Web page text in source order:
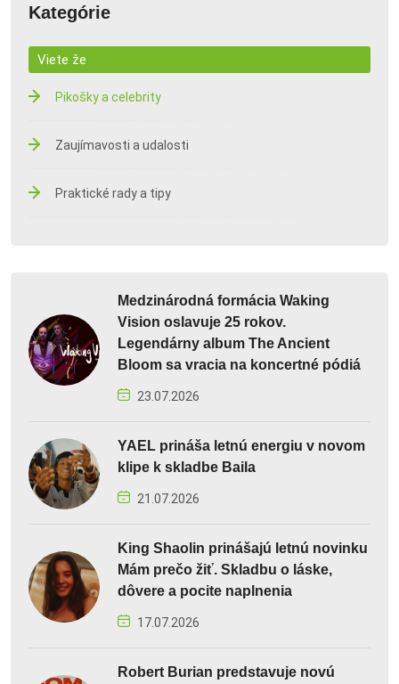
Kategórie
Viete že
Pikošky a celebrity
Zaujímavosti a udalosti
Praktické rady a tipy
Medzinárodná formácia Waking
Vision oslavuje 25 rokov.
Legendárny album The Ancient
Bloom sa vracia na koncertné pódiá
23.07.2026
YAEL prináša letnú energiu v novom
klipe k skladbe Baila
21.07.2026
King Shaolin prinášajú letnú novinku
Mám prečo žiť. Skladbu o láske,
dôvere a pocite naplnenia
17.07.2026
Robert Burian predstavuje novú